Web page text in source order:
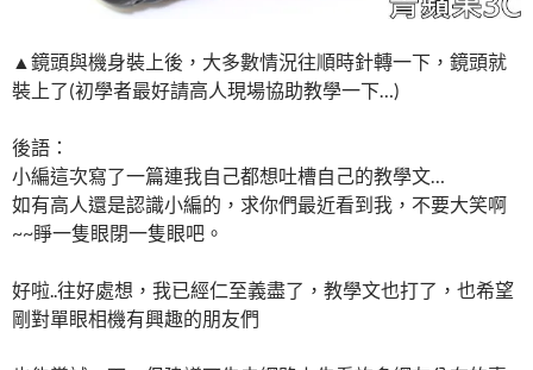
▲鏡頭與機身裝上後，大多數情況往順時針轉一下，鏡頭就
裝上了(初學者最好請高人現場協助教學一下…)
後語：
小編這次寫了一篇連我自己都想吐槽自己的教學文…
如有高人還是認識小編的，求你們最近看到我，不要大笑啊
~~睜一隻眼閉一隻眼吧。
好啦..往好處想，我已經仁至義盡了，教學文也打了，也希望
剛對單眼相機有興趣的朋友們